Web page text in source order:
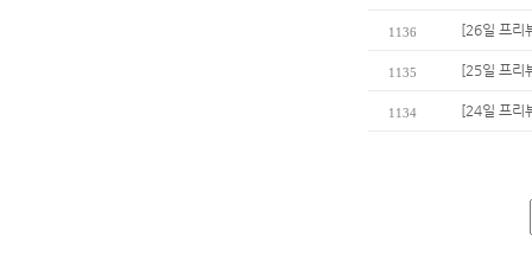
1136 [26일 프리
1135 [25일 프리
1134 [24일 프리